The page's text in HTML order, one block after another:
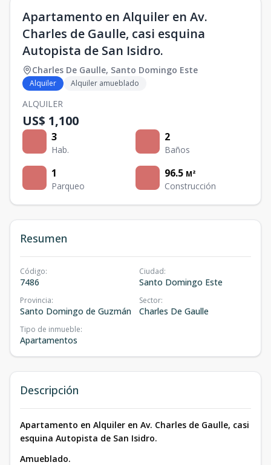
Apartamento en Alquiler en Av.
Charles de Gaulle, casi esquina
Autopista de San Isidro.
Charles De Gaulle, Santo Domingo Este
Alquiler Alquiler amueblado
ALQUILER
US$ 1,100
3
Hab.
2
Baños
1
Parqueo
96.5 M²
Construcción
Resumen
Código:
7486
Ciudad:
Santo Domingo Este
Provincia:
Santo Domingo de Guzmán
Sector:
Charles De Gaulle
Tipo de inmueble:
Apartamentos
Descripción
Apartamento en Alquiler en Av. Charles de Gaulle, casi
esquina Autopista de San Isidro.
Amueblado.